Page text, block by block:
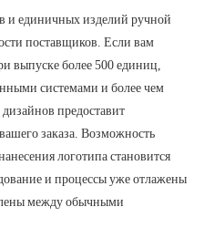
и единичных изделий ручной
поставщиков. Если вам
выпуске более 500 единиц,
системами и более чем
предоставит
заказа. Возможность
логотипа становится
и процессы уже отлажены
между обычными